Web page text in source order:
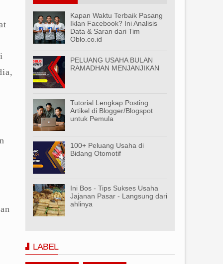
Kapan Waktu Terbaik Pasang
Iklan Facebook? Ini Analisis
Data & Saran dari Tim
Oblo.co.id
PELUANG USAHA BULAN
RAMADHAN MENJANJIKAN
Tutorial Lengkap Posting
Artikel di Blogger/Blogspot
untuk Pemula
100+ Peluang Usaha di
Bidang Otomotif
Ini Bos - Tips Sukses Usaha
Jajanan Pasar - Langsung dari
ahlinya
LABEL